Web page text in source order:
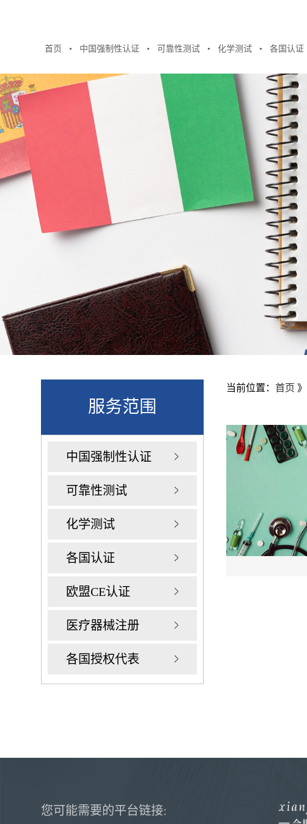
首页 ● 中国强制性认证 ● 可靠性测试 ● 化学测试 ● 各国认证
服务范围
中国强制性认证
可靠性测试
化学测试
各国认证
欧盟CE认证
医疗器械注册
各国授权代表
当前位置： 首页 》
您可能需要的平台链接: